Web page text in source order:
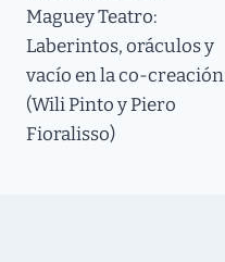
Maguey Teatro:
Laberintos, oráculos y
vacío en la co-creación
(Wili Pinto y Piero
Fioralisso)